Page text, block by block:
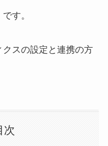
す。
スの設定と連携の方
次